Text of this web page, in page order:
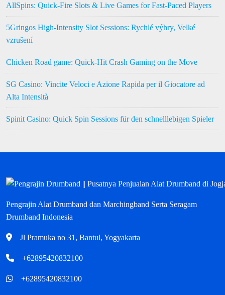
AllSpins: Quick‑Fire Slots & Live Games for Fast‑Paced Players
5Gringos High‑Intensity Slot Sessions: Rychlé výhry, Velké
vzrušení
Chicken Road game: Quick‑Hit Crash Gaming on the Move
SG Casino: Vincite Veloci e Azione Rapida per il Giocatore ad
Alta Intensità
Spinit Casino: Quick Spin Sessions für den schnelllebigen Spieler
Pengrajin Alat Drumband dan Marchingband Serta Seragam
Drumband Indonesia
Jl Pramuka no 31, Bantul, Yogyakarta
+62895420832100
+62895420832100